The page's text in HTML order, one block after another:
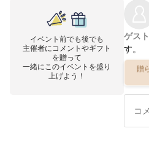
イベント前でも後でも
主催者にコメントやギフト
を贈って
一緒にこのイベントを盛り
上げよう！
ゲス
す。
贈